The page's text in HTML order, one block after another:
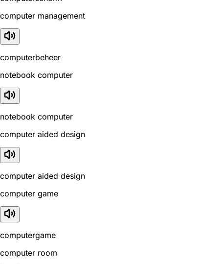
computer management
computerbeheer
notebook computer
notebook computer
computer aided design
computer aided design
computer game
computergame
computer room